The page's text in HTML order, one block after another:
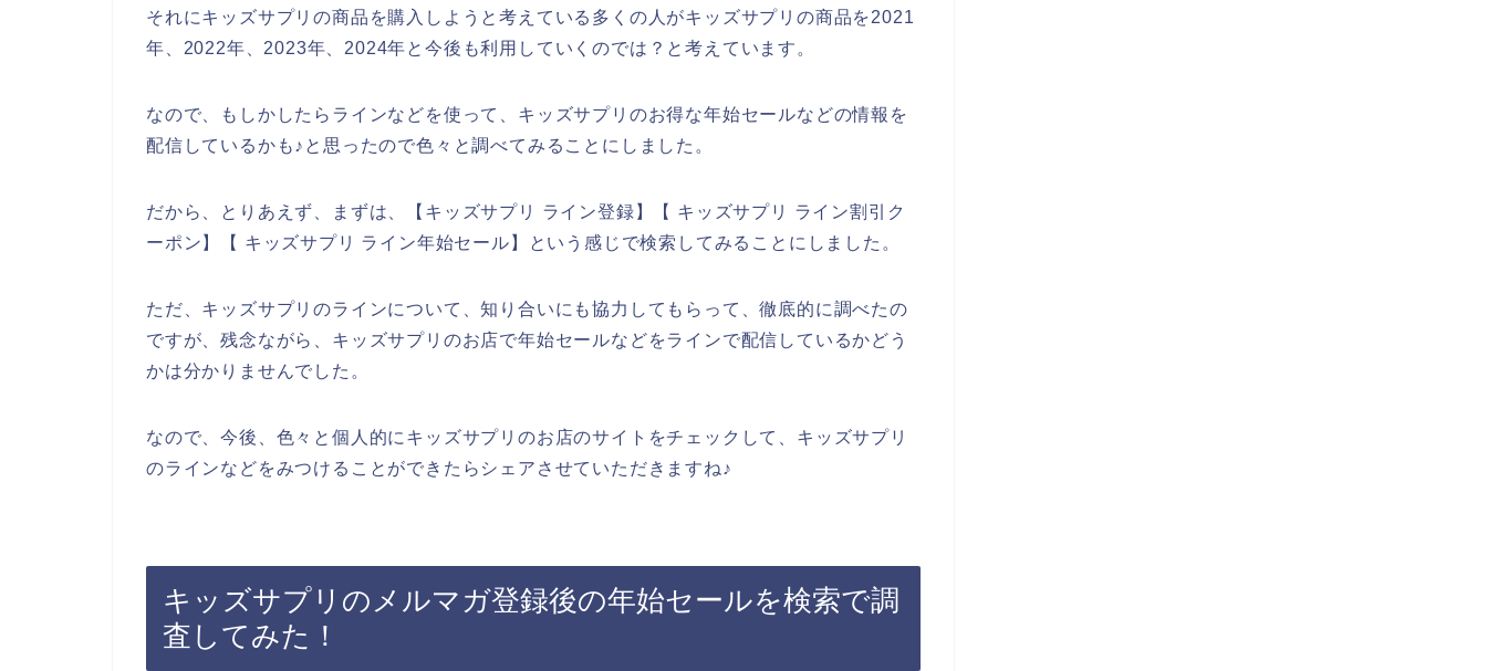
それにキッズサプリの商品を購入しようと考えている多くの人がキッズサプリの商品を2021
年、2022年、2023年、2024年と今後も利用していくのでは？と考えています。
なので、もしかしたらラインなどを使って、キッズサプリのお得な年始セールなどの情報を
配信しているかも♪と思ったので色々と調べてみることにしました。
だから、とりあえず、まずは、【キッズサプリ ライン登録】【 キッズサプリ ライン割引ク
ーポン】【 キッズサプリ ライン年始セール】という感じで検索してみることにしました。
ただ、キッズサプリのラインについて、知り合いにも協力してもらって、徹底的に調べたの
ですが、残念ながら、キッズサプリのお店で年始セールなどをラインで配信しているかどう
かは分かりませんでした。
なので、今後、色々と個人的にキッズサプリのお店のサイトをチェックして、キッズサプリ
のラインなどをみつけることができたらシェアさせていただきますね♪
キッズサプリのメルマガ登録後の年始セールを検索で調
査してみた！